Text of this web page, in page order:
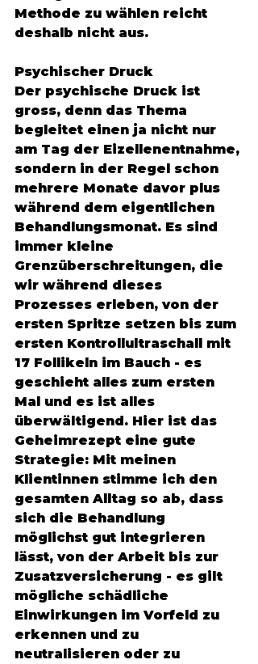
Methode zu wählen reicht
deshalb nicht aus.
Psychischer Druck
Der psychische Druck ist
gross, denn das Thema
begleitet einen ja nicht nur
am Tag der Eizellenentnahme,
sondern in der Regel schon
mehrere Monate davor plus
während dem eigentlichen
Behandlungsmonat. Es sind
immer kleine
Grenzüberschreitungen, die
wir während dieses
Prozesses erleben, von der
ersten Spritze setzen bis zum
ersten Kontrollultraschall mit
17 Follikeln im Bauch - es
geschieht alles zum ersten
Mal und es ist alles
überwältigend. Hier ist das
Geheimrezept eine gute
Strategie: Mit meinen
Klientinnen stimme ich den
gesamten Alltag so ab, dass
sich die Behandlung
möglichst gut integrieren
lässt, von der Arbeit bis zur
Zusatzversicherung - es gilt
mögliche schädliche
Einwirkungen im Vorfeld zu
erkennen und zu
neutralisieren oder zu